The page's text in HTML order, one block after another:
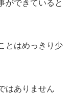
ができていると
とはめっきり少
はありません